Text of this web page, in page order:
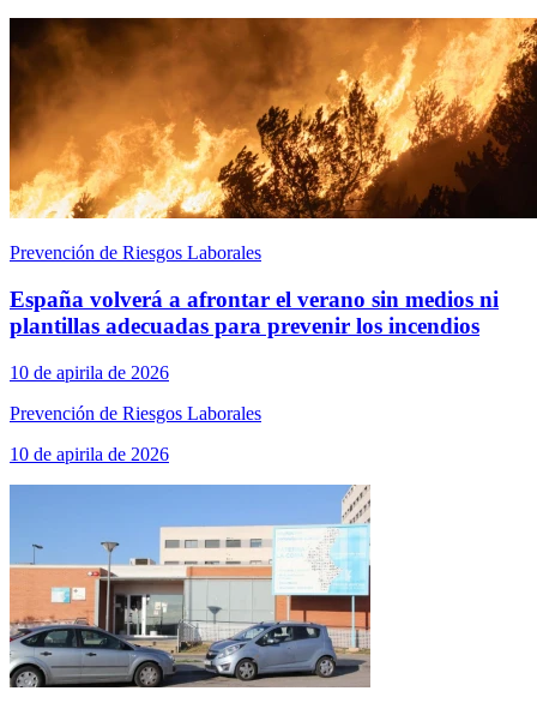
Prevención de Riesgos Laborales
España volverá a afrontar el verano sin medios ni
plantillas adecuadas para prevenir los incendios
10 de apirila de 2026
Prevención de Riesgos Laborales
10 de apirila de 2026